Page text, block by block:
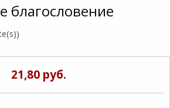
благословение
21,80 руб.